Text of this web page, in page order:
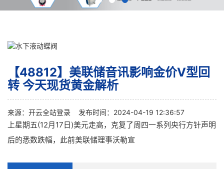
【48812】美联储音讯影响金价V型回
转 今天现货黄金解析
来源： 开云全站登录 发布时间：2024-04-19 12:36:57
上星期五(12月17日)美元走高，克复了周四一系列央行方针声明
后的悉数跌幅，此前美联储理事沃勒宣